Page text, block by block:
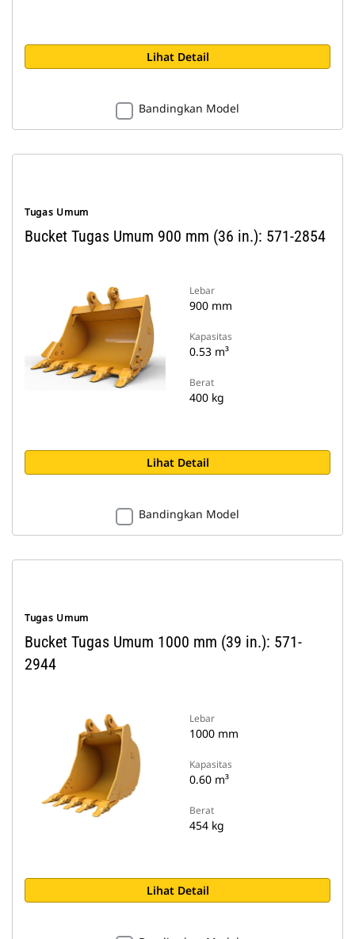
Lihat Detail
Bandingkan Model
Tugas Umum
Bucket Tugas Umum 900 mm (36 in.): 571-2854
Lebar
900 mm
Kapasitas
0.53 m³
Berat
400 kg
Lihat Detail
Bandingkan Model
Tugas Umum
Bucket Tugas Umum 1000 mm (39 in.): 571-
2944
Lebar
1000 mm
Kapasitas
0.60 m³
Berat
454 kg
Lihat Detail